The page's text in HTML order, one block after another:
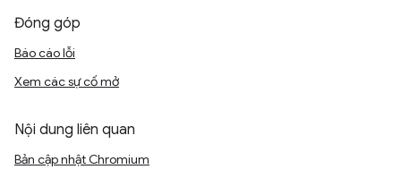
Đóng góp
Báo cáo lỗi
Xem các sự cố mở
Nội dung liên quan
Bản cập nhật Chromium